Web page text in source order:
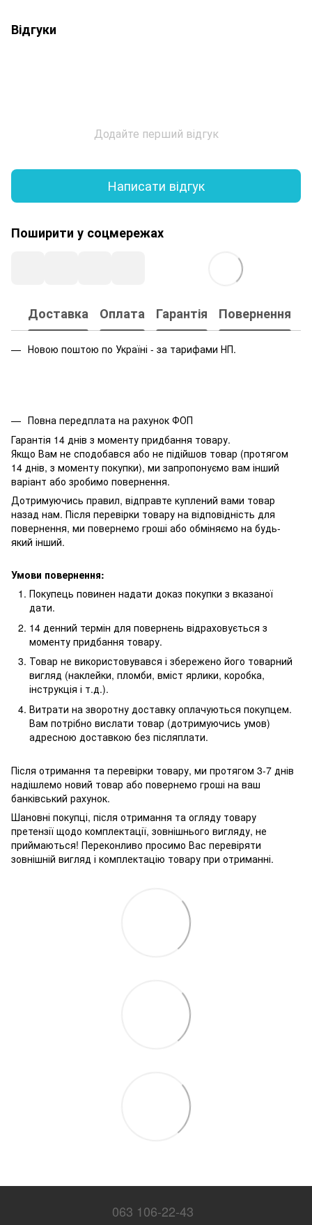
Відгуки
Додайте перший відгук
Написати відгук
Поширити у соцмережах
Доставка Оплата Гарантія Повернення
Новою поштою по Україні - за тарифами НП.
Повна передплата на рахунок ФОП
Гарантія 14 днів з моменту придбання товару.
Якщо Вам не сподобався або не підійшов товар (протягом
14 днів, з моменту покупки), ми запропонуємо вам інший
варіант або зробимо повернення.
Дотримуючись правил, відправте куплений вами товар
назад нам. Після перевірки товару на відповідність для
повернення, ми повернемо гроші або обміняємо на будь-
який інший.
Умови повернення:
Покупець повинен надати доказ покупки з вказаної
дати.
14 денний термін для повернень відраховується з
моменту придбання товару.
Товар не використовувався і збережено його товарний
вигляд (наклейки, пломби, вміст ярлики, коробка,
інструкція і т.д.).
Витрати на зворотну доставку оплачуються покупцем.
Вам потрібно вислати товар (дотримуючись умов)
адресною доставкою без післяплати.
Після отримання та перевірки товару, ми протягом 3-7 днів
надішлемо новий товар або повернемо гроші на ваш
банківський рахунок.
Шановні покупці, після отримання та огляду товару
претензії щодо комплектації, зовнішнього вигляду, не
приймаються! Переконливо просимо Вас перевіряти
зовнішній вигляд і комплектацію товару при отриманні.
063 106-22-43